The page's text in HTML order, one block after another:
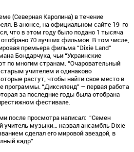
(Северная Каролина) в течение
В анонсе, на официальном сайте 19-го
что в этом году было подано 1 тысяча
70 лучших фильмов. В том числе,
премьера фильма “Dixie Land”
Бондарчука, чьи “Украинские
по многим странам. “Очаровательный
учителем и одинаково
растут, чтобы найти свое место в
программы. “Диксиленд” – первая работа
за последние годы была отобрана
фестивале.
после просмотра написал: “Семен
учитель музыки… назвал ансамбль Dixie
сделал его мировой звездой, в
кадр” .